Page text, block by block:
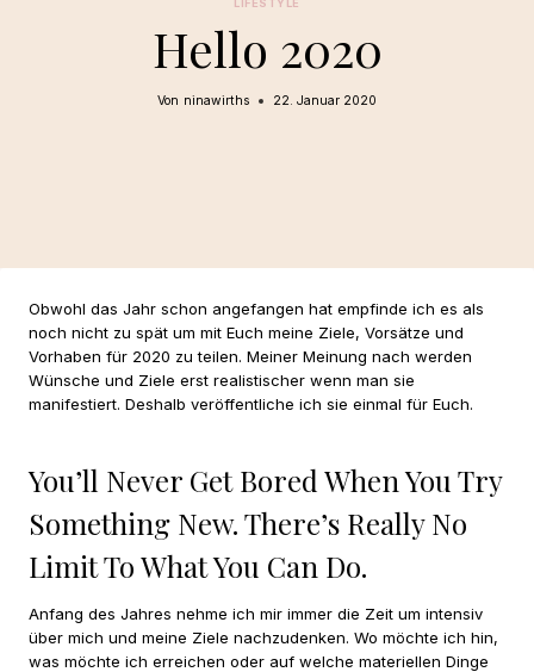
LIFESTYLE
Hello 2020
Von ninawirths 22. Januar 2020
Obwohl das Jahr schon angefangen hat empfinde ich es als
noch nicht zu spät um mit Euch meine Ziele, Vorsätze und
Vorhaben für 2020 zu teilen. Meiner Meinung nach werden
Wünsche und Ziele erst realistischer wenn man sie
manifestiert. Deshalb veröffentliche ich sie einmal für Euch.
You’ll Never Get Bored When You Try
Something New. There’s Really No
Limit To What You Can Do.
Anfang des Jahres nehme ich mir immer die Zeit um intensiv
über mich und meine Ziele nachzudenken. Wo möchte ich hin,
was möchte ich erreichen oder auf welche materiellen Dinge